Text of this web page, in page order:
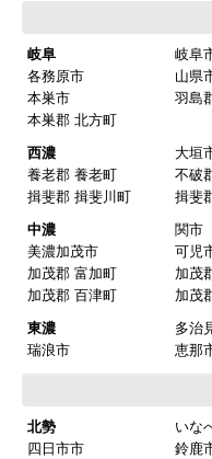
岐阜 岐阜
各務原市
山県
本巣市
羽島
本巣郡 北方町
西濃
大垣
養老郡 養老町
不破
揖斐郡 揖斐川町
揖斐
中濃
関市
美濃加茂市
可児
加茂郡 富加町
加茂
加茂郡 百津町
加茂
東濃
多治
瑞浪市
恵那
北勢 いな
四日市市
鈴鹿